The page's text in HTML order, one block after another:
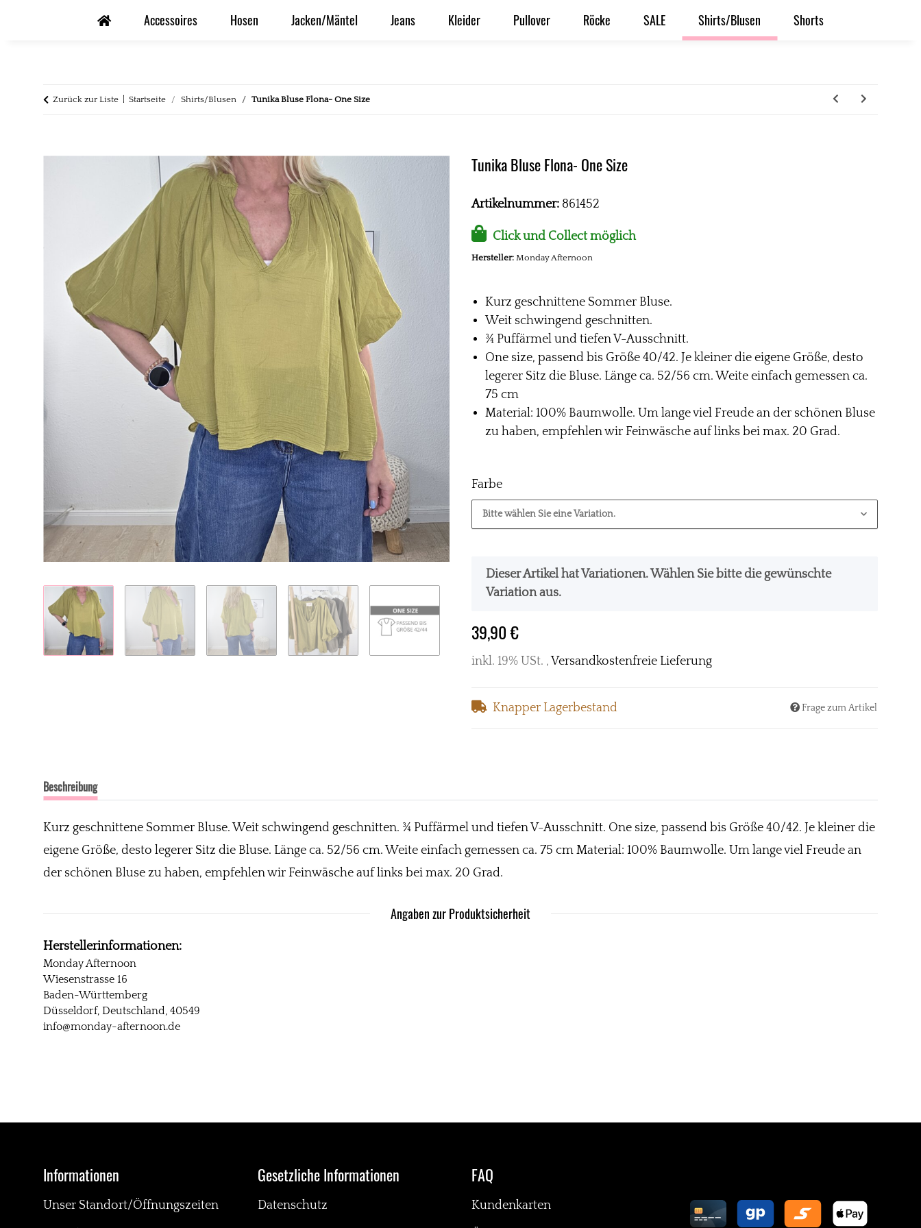
Accessoires Hosen Jacken/Mäntel Jeans Kleider Pullover Röcke SALE Shirts/Blusen Shorts
Zurück zur Liste Startseite Shirts/Blusen Tunika Bluse Flona- One Size
Tunika Bluse Flona- One Size
Artikelnummer: 861452
Click und Collect möglich
Hersteller: Monday Afternoon
Kurz geschnittene Sommer Bluse.
Weit schwingend geschnitten.
¾ Puffärmel und tiefen V-Ausschnitt.
One size, passend bis Größe 40/42. Je kleiner die eigene Größe, desto
legerer Sitz die Bluse. Länge ca. 52/56 cm. Weite einfach gemessen ca.
75 cm
Material: 100% Baumwolle. Um lange viel Freude an der schönen Bluse
zu haben, empfehlen wir Feinwäsche auf links bei max. 20 Grad.
Farbe
Bitte wählen Sie eine Variation.
x
Dieser Artikel hat Variationen. Wählen Sie bitte die gewünschte
Variation aus.
39,90 €
inkl. 19% USt. , Versandkostenfreie Lieferung
Knapper Lagerbestand Frage zum Artikel
Beschreibung
Kurz geschnittene Sommer Bluse. Weit schwingend geschnitten. ¾ Puffärmel und tiefen V-Ausschnitt. One size, passend bis Größe 40/42. Je kleiner die
eigene Größe, desto legerer Sitz die Bluse. Länge ca. 52/56 cm. Weite einfach gemessen ca. 75 cm Material: 100% Baumwolle. Um lange viel Freude an
der schönen Bluse zu haben, empfehlen wir Feinwäsche auf links bei max. 20 Grad.
Angaben zur Produktsicherheit
Herstellerinformationen:
Monday Afternoon
Wiesenstrasse 16
Baden-Württemberg
Düsseldorf, Deutschland, 40549
info@monday-afternoon.de
Informationen
Unser Standort/Öffnungszeiten
Gesetzliche Informationen
Datenschutz
FAQ
Kundenkarten